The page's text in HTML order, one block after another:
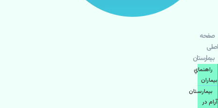
صفحه
اصلی
بيمارستان
راهنماي
بیماران
بیمارستان
آرام در